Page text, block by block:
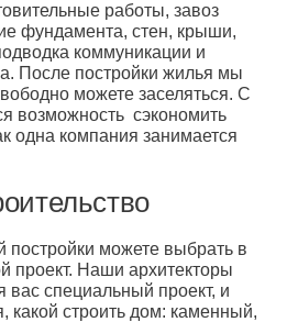
работы, завоз
фундамента, стен, крыши,
коммуникации и
После постройки жилья мы
можете заселяться. С
возможность сэкономить
одна компания занимается
можете выбрать в
проект. Наши архитекторы
вас специальный проект, и
какой строить дом: каменный,